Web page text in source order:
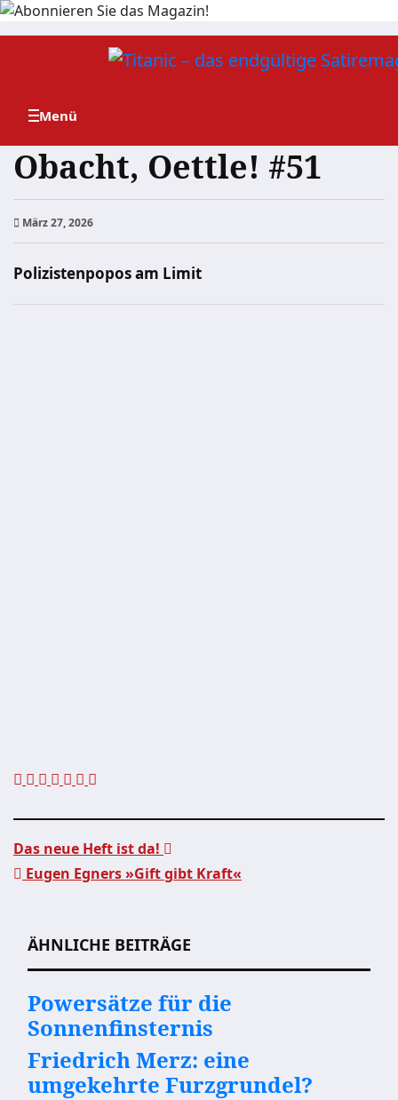
Zum
Obacht, Oettle! #51
März 27, 2026
Polizistenpopos am Limit
Das neue Heft ist da!
Eugen Egners »Gift gibt Kraft«
ÄHNLICHE BEITRÄGE
Powersätze für die
Sonnenfinsternis
Friedrich Merz: eine
umgekehrte Furzgrundel?